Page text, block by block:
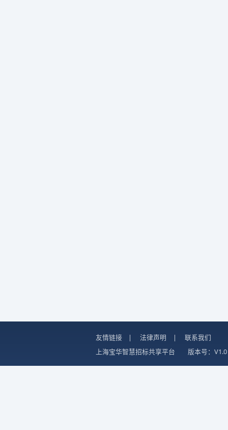
友情链接 | 法律声明 |
联系我们
上海宝华智慧招标共享平台
版本号：V1.0